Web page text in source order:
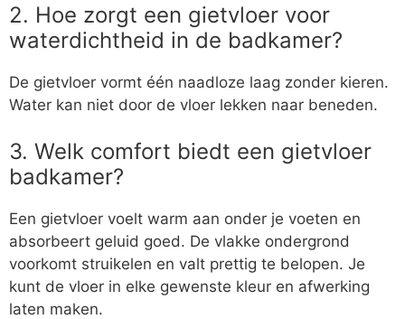
2. Hoe zorgt een gietvloer voor
waterdichtheid in de badkamer?
De gietvloer vormt één naadloze laag zonder kieren.
Water kan niet door de vloer lekken naar beneden.
3. Welk comfort biedt een gietvloer
badkamer?
Een gietvloer voelt warm aan onder je voeten en
absorbeert geluid goed. De vlakke ondergrond
voorkomt struikelen en valt prettig te belopen. Je
kunt de vloer in elke gewenste kleur en afwerking
laten maken.